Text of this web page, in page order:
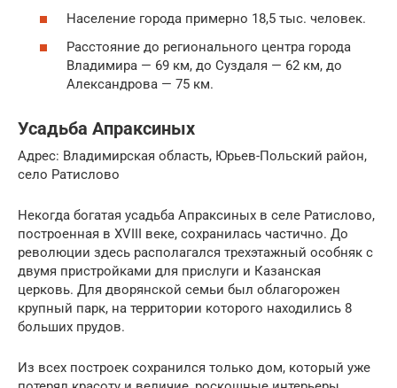
Население города примерно 18,5 тыс. человек.
Расстояние до регионального центра города
Владимира — 69 км, до Суздаля — 62 км, до
Александрова — 75 км.
Усадьба Апраксиных
Адрес: Владимирская область, Юрьев-Польский район,
село Ратислово
Некогда богатая усадьба Апраксиных в селе Ратислово,
построенная в XVIII веке, сохранилась частично. До
революции здесь располагался трехэтажный особняк с
двумя пристройками для прислуги и Казанская
церковь. Для дворянской семьи был облагорожен
крупный парк, на территории которого находились 8
больших прудов.
Из всех построек сохранился только дом, который уже